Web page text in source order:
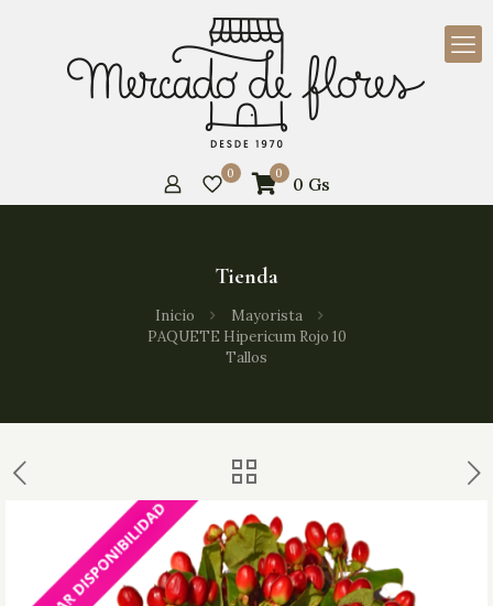
0 0 0 Gs
Tienda
Inicio
Mayorista
PAQUETE Hipericum Rojo 10
Tallos